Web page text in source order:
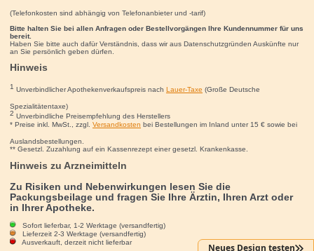
Neues Design testen
(Telefonkosten sind abhängig von Telefonanbieter und -tarif)
Bitte halten Sie bei allen Anfragen oder Bestellvorgängen Ihre Kundennummer für uns
bereit.
Haben Sie bitte auch dafür Verständnis, dass wir aus Datenschutzgründen Auskünfte nur
an Sie persönlich geben dürfen.
Hinweis
1 Unverbindlicher Apothekenverkaufspreis nach Lauer-Taxe (Große Deutsche
Spezialitätentaxe)
2 Unverbindliche Preisempfehlung des Herstellers
* Preise inkl. MwSt., zzgl. Versandkosten bei Bestellungen im Inland unter 15 €sowie bei
Auslandsbestellungen.
** Gesetzl. Zuzahlung auf ein Kassenrezept einer gesetzl. Krankenkasse.
Hinweis zu Arzneimitteln
Zu Risiken und Nebenwirkungen lesen Sie die
Packungsbeilage und fragen Sie Ihre Ärztin, Ihren Arzt oder
in Ihrer Apotheke.
Sofort lieferbar, 1-2 Werktage (versandfertig)
Lieferzeit 2-3 Werktage (versandfertig)
Ausverkauft, derzeit nicht lieferbar